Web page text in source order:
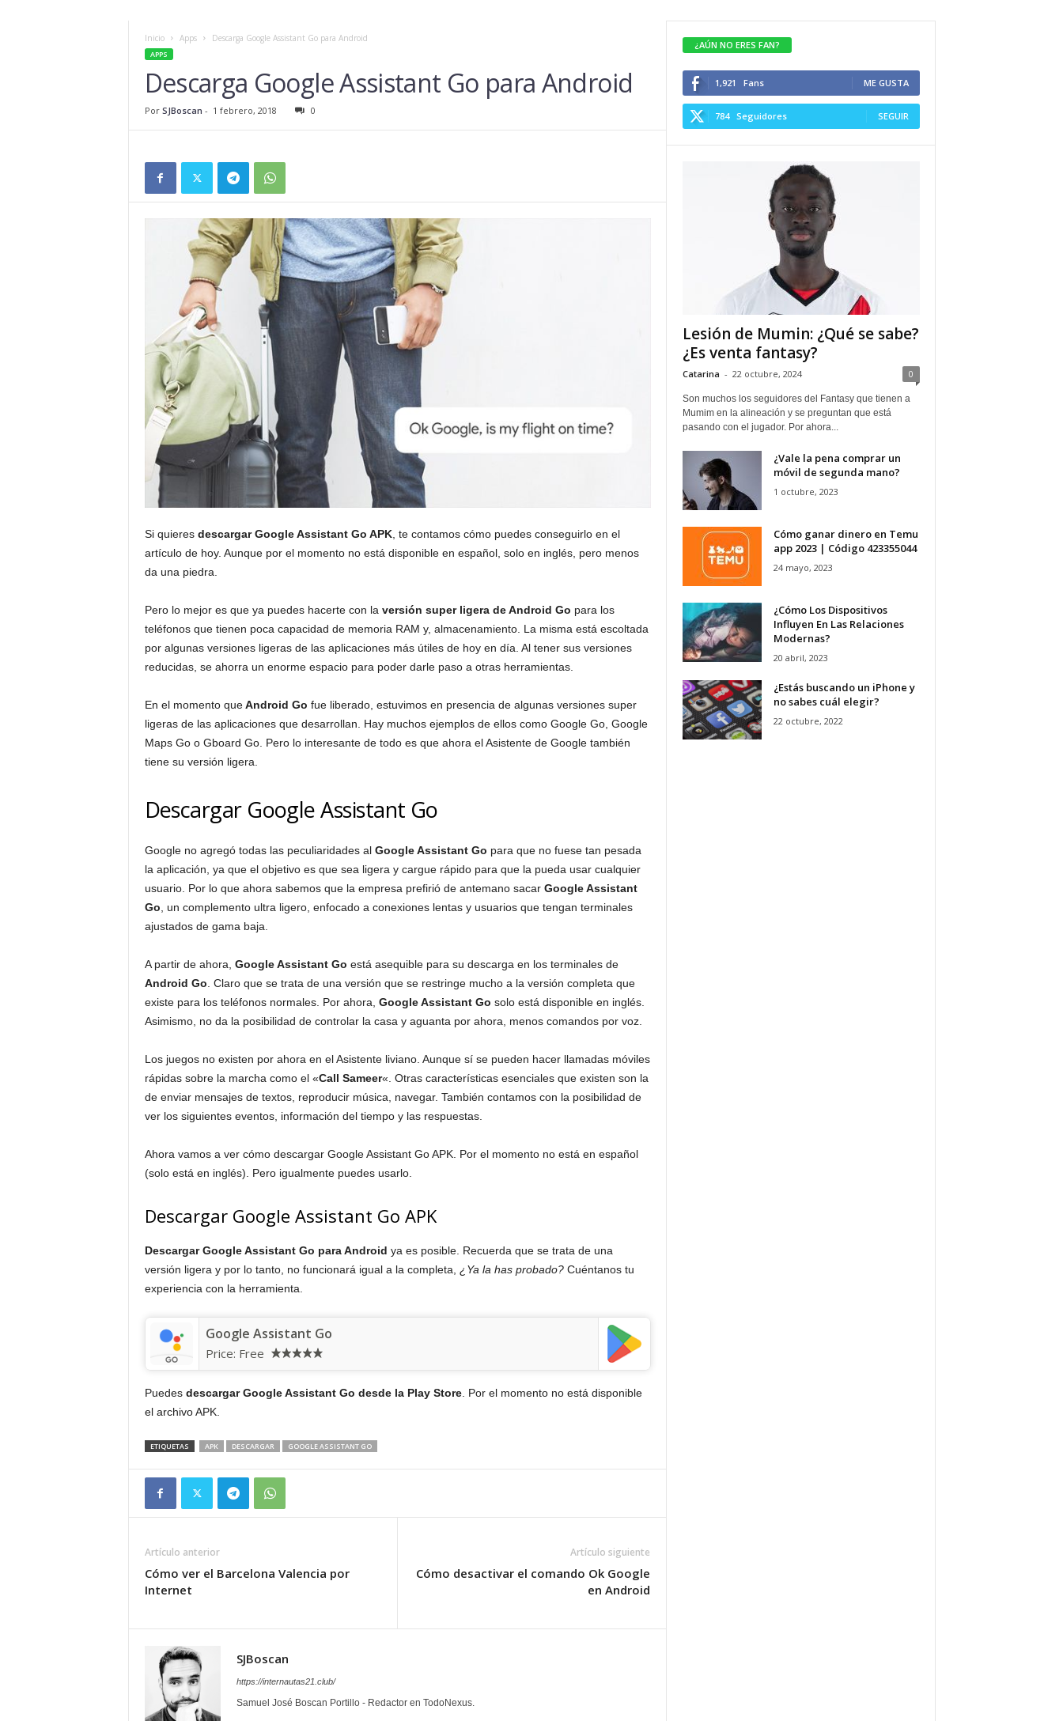
Inicio Apps Descarga Google Assistant Go para Android
APPS
Descarga Google Assistant Go para Android
Por SJBoscan - 1 febrero, 2018 0
Si quieresdescargar Google Assistant Go APK, te contamos cómo puedes conseguirlo en el
artículo de hoy. Aunque por el momento no está disponible en español, solo en inglés, pero menos
da una piedra.
Pero lo mejor es que ya puedes hacerte con la versión super ligera de Android Go para los
teléfonos que tienen poca capacidad de memoria RAM y, almacenamiento. La misma está escoltada
por algunas versiones ligeras de las aplicaciones más útiles de hoy en día. Al tener sus versiones
reducidas, se ahorra un enorme espacio para poder darle paso a otras herramientas.
En el momento queAndroid Go fue liberado, estuvimos en presencia de algunas versiones super
ligeras de las aplicaciones que desarrollan. Hay muchos ejemplos de ellos como Google Go, Google
Maps Go o Gboard Go. Pero lo interesante de todo es que ahora el Asistente de Google también
tiene su versión ligera.
Descargar Google Assistant Go
Google no agregó todas las peculiaridades al Google Assistant Go para que no fuese tan pesada
la aplicación, ya que el objetivo es que sea ligera y cargue rápido para que la pueda usar cualquier
usuario. Por lo que ahora sabemos que la empresa prefirió de antemano sacar Google Assistant
Go , un complemento ultra ligero, enfocado a conexiones lentas y usuarios que tengan terminales
ajustados de gama baja.
A partir de ahora, Google Assistant Go está asequible para su descarga en los terminales de
Android Go . Claro que se trata de una versión que se restringe mucho a la versión completa que
existe para los teléfonos normales. Por ahora, Google Assistant Go solo está disponible en inglés.
Asimismo, no da la posibilidad de controlar la casa y aguanta por ahora, menos comandos por voz.
Los juegos no existen por ahora en el Asistente liviano. Aunque sí se pueden hacer llamadas móviles
rápidas sobre la marcha como el «Call Sameer«. Otras características esenciales que existen son la
de enviar mensajes de textos, reproducir música, navegar. También contamos con la posibilidad de
ver los siguientes eventos, información del tiempo y las respuestas.
Ahora vamos a ver cómo descargar Google Assistant Go APK. Por el momento no está en español
(solo está en inglés). Pero igualmente puedes usarlo.
Descargar Google Assistant Go APK
Descargar Google Assistant Go para Android ya es posible. Recuerda que se trata de una
versión ligera y por lo tanto, no funcionará igual a la completa, ¿Ya la has probado?Cuéntanos tu
experiencia con la herramienta.
Google Assistant Go
Price: Free
Puedes descargar Google Assistant Go desde la Play Store. Por el momento no está disponible
el archivo APK.
ETIQUETAS APK DESCARGAR GOOGLE ASSISTANT GO
Artículo anterior
Cómo ver el Barcelona Valencia por
Internet
Artículo siguiente
Cómo desactivar el comando Ok Google
en Android
SJBoscan
https://internautas21.club/
Samuel José Boscan Portillo - Redactor en TodoNexus.
¿AÚN NO ERES FAN?
1,921 Fans ME GUSTA
784 Seguidores SEGUIR
Lesión de Mumin: ¿Qué se sabe?
¿Es venta fantasy?
Catarina - 22 octubre, 2024 0
Son muchos los seguidores del Fantasy que tienen a
Mumim en la alineación y se preguntan que está
pasando con el jugador. Por ahora...
¿Vale la pena comprar un
móvil de segunda mano?
1 octubre, 2023
Cómo ganar dinero en Temu
app 2023 | Código 423355044
24 mayo, 2023
¿Cómo Los Dispositivos
Influyen En Las Relaciones
Modernas?
20 abril, 2023
¿Estás buscando un iPhone y
no sabes cuál elegir?
22 octubre, 2022